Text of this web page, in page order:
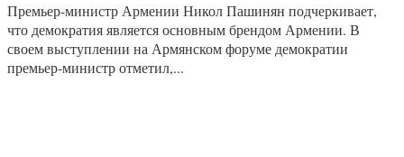
Премьер-министр Армении Никол Пашинян подчеркивает,
что демократия является основным брендом Армении. В
своем выступлении на Армянском форуме демократии
премьер-министр отметил,...